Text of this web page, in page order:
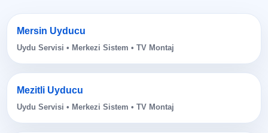
Mersin Uyducu
Uydu Servisi • Merkezi Sistem • TV Montaj
Mezitli Uyducu
Uydu Servisi • Merkezi Sistem • TV Montaj